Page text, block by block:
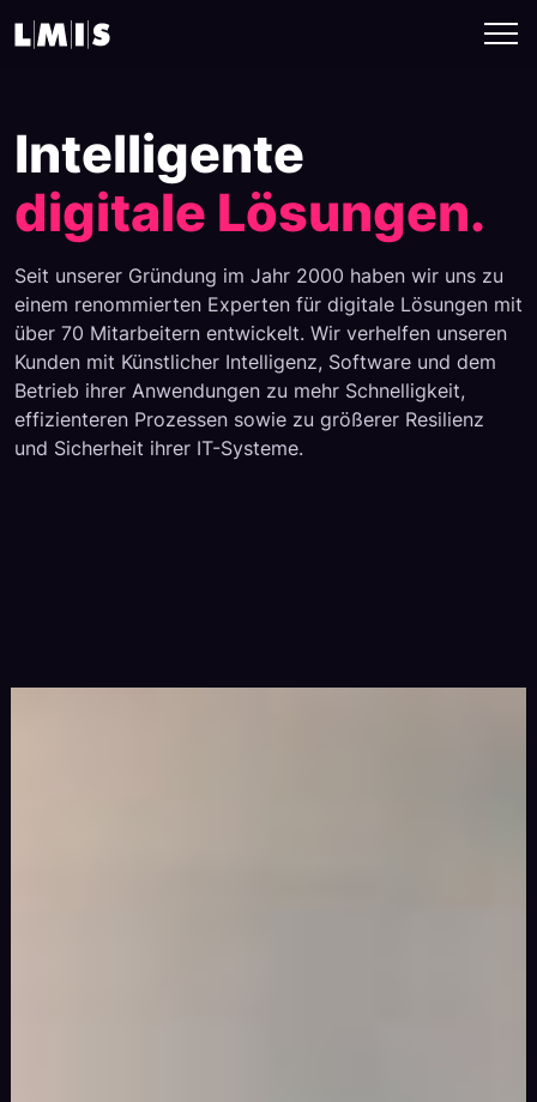
Intelligente
digitale Lösungen.
Seit unserer Gründung im Jahr 2000 haben wir uns zu
einem renommierten Experten für digitale Lösungen mit
über 70 Mitarbeitern entwickelt. Wir verhelfen unseren
Kunden mit Künstlicher Intelligenz, Software und dem
Betrieb ihrer Anwendungen zu mehr Schnelligkeit,
effizienteren Prozessen sowie zu größerer Resilienz
und Sicherheit ihrer IT-Systeme.